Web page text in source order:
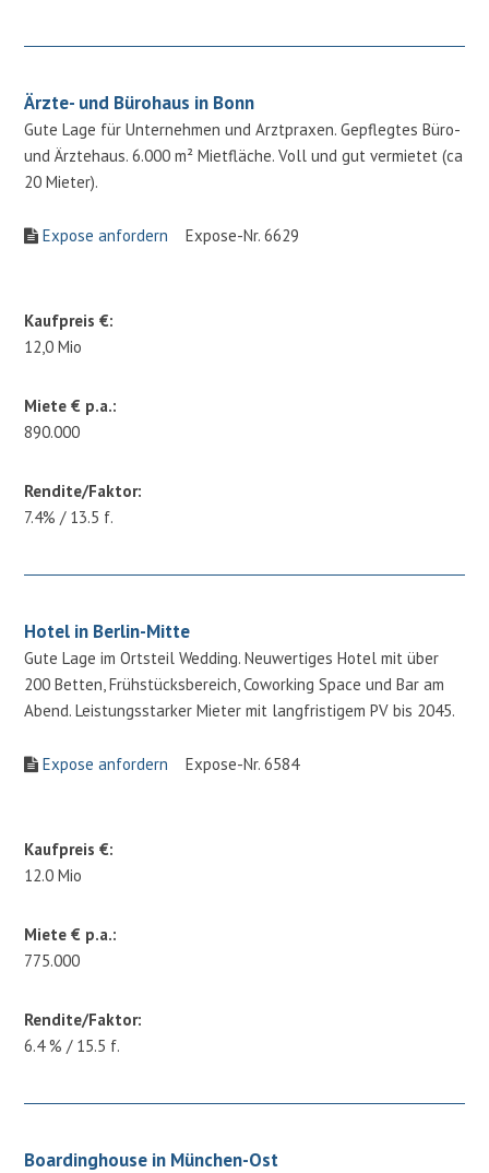
Ärzte- und Bürohaus in Bonn
Gute Lage für Unternehmen und Arztpraxen. Gepflegtes Büro-
und Ärztehaus. 6.000 m² Mietfläche. Voll und gut vermietet (ca
20 Mieter).
Expose anfordern Expose-Nr. 6629
Kaufpreis €:
12,0 Mio
Miete € p.a.:
890.000
Rendite/Faktor:
7.4% / 13.5 f.
Hotel in Berlin-Mitte
Gute Lage im Ortsteil Wedding. Neuwertiges Hotel mit über
200 Betten, Frühstücksbereich, Coworking Space und Bar am
Abend. Leistungsstarker Mieter mit langfristigem PV bis 2045.
Expose anfordern Expose-Nr. 6584
Kaufpreis €:
12.0 Mio
Miete € p.a.:
775.000
Rendite/Faktor:
6.4 % / 15.5 f.
Boardinghouse in München-Ost